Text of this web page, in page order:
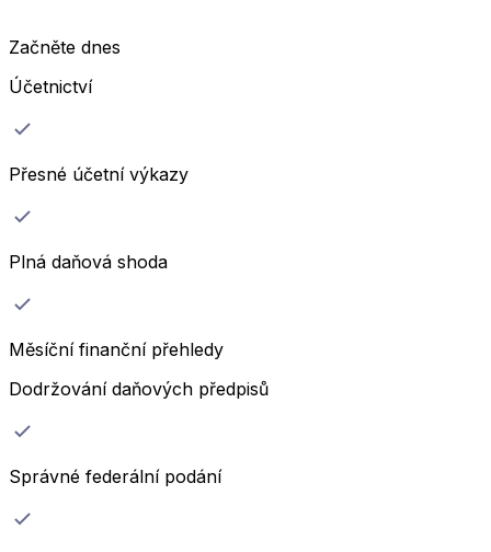
Začněte dnes
Účetnictví
Přesné účetní výkazy
Plná daňová shoda
Měsíční finanční přehledy
Dodržování daňových předpisů
Správné federální podání